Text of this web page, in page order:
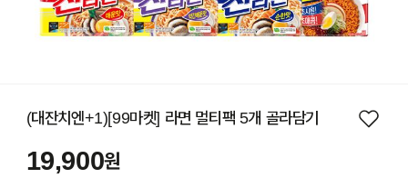
(대잔치엔+1)[99마켓] 라면 멀티팩 5개 골라담기
19,900원